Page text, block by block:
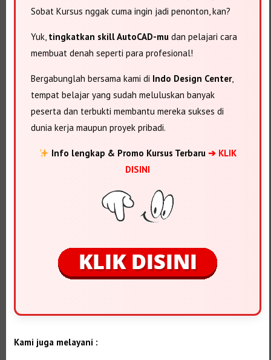
Sobat Kursus nggak cuma ingin jadi penonton, kan?
Yuk, tingkatkan skill AutoCAD-mu dan pelajari cara
membuat denah seperti para profesional!
Bergabunglah bersama kami di Indo Design Center,
tempat belajar yang sudah meluluskan banyak
peserta dan terbukti membantu mereka sukses di
dunia kerja maupun proyek pribadi.
Info lengkap & Promo Kursus Terbaru ➔ KLIK
DISINI
Kami juga melayani :